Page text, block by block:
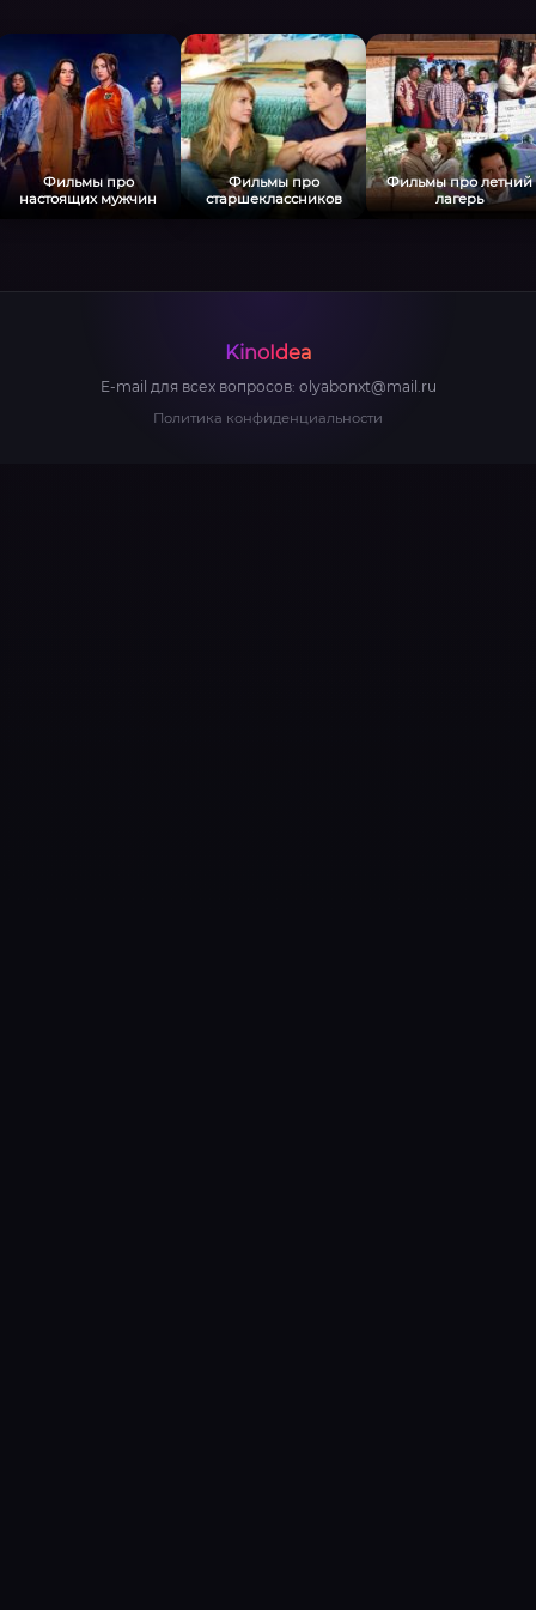
Фильмы про
настоящих мужчин
Фильмы про
старшеклассников
Фильмы про летний
лагерь
KinoIdea
E-mail для всех вопросов: olyabonxt@mail.ru
Политика конфиденциальности